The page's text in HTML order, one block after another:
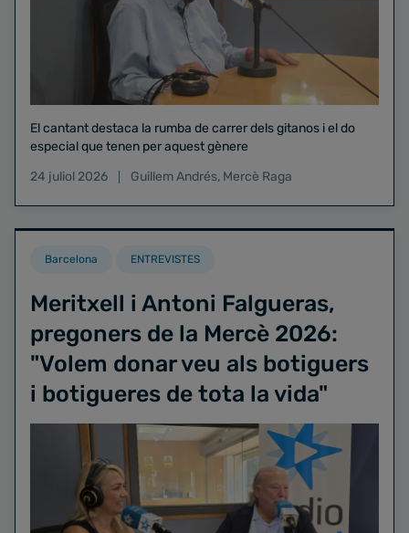
El cantant destaca la rumba de carrer dels gitanos i el do
especial que tenen per aquest gènere
24 juliol 2026
Guillem Andrés, Mercè Raga
Barcelona ENTREVISTES
Meritxell i Antoni Falgueras,
pregoners de la Mercè 2026:
"Volem donar veu als botiguers
i botigueres de tota la vida"